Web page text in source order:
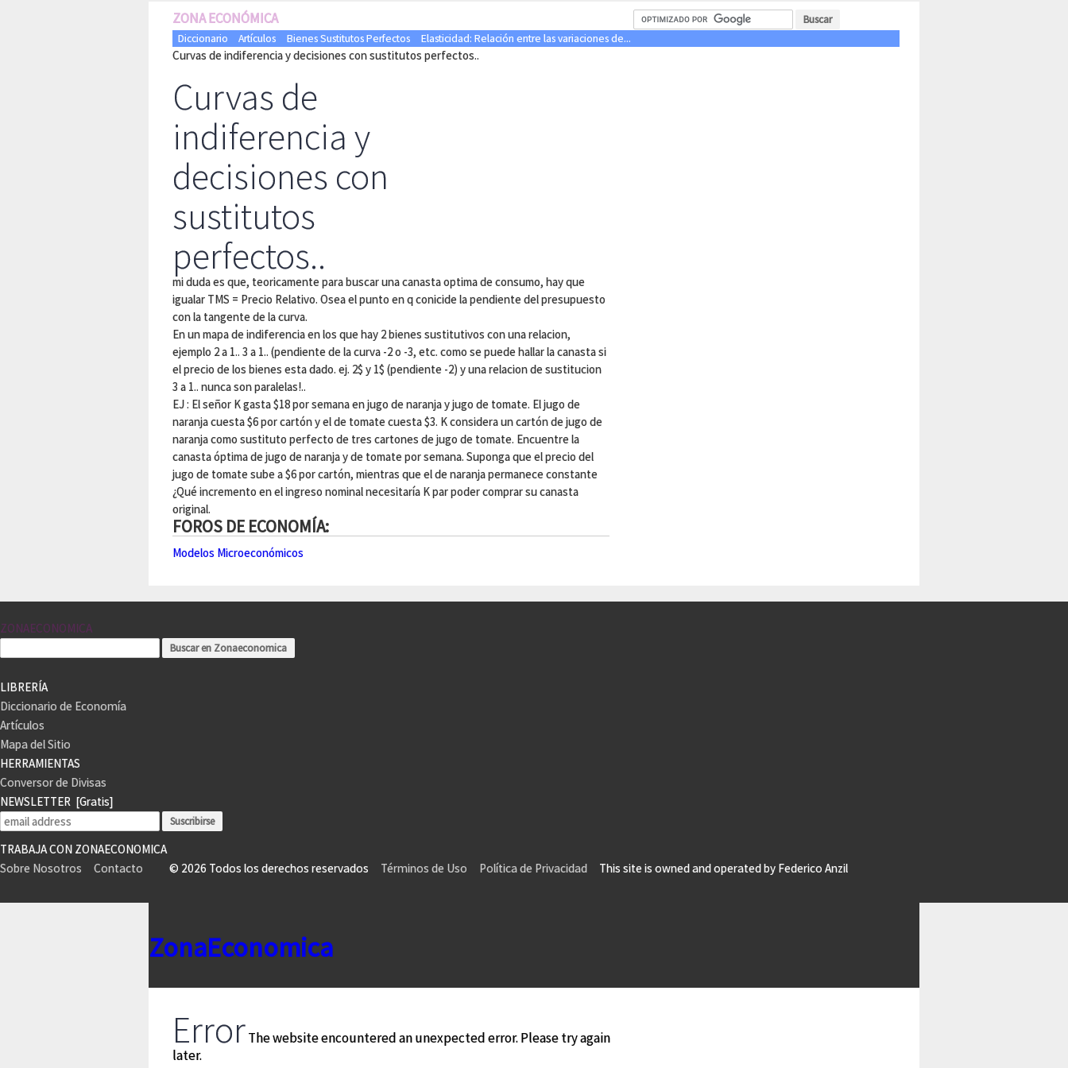
ZONA ECONÓMICA
Diccionario Artículos Bienes Sustitutos Perfectos Elasticidad: Relación entre las variaciones de...
Curvas de indiferencia y decisiones con sustitutos perfectos..
Curvas de
indiferencia y
decisiones con
sustitutos
perfectos..
mi duda es que, teoricamente para buscar una canasta optima de consumo, hay que
igualar TMS = Precio Relativo. Osea el punto en q conicide la pendiente del presupuesto
con la tangente de la curva.
En un mapa de indiferencia en los que hay 2 bienes sustitutivos con una relacion,
ejemplo 2 a 1.. 3 a 1.. (pendiente de la curva -2 o -3, etc. como se puede hallar la canasta si
el precio de los bienes esta dado. ej. 2$ y 1$ (pendiente -2) y una relacion de sustitucion
3 a 1.. nunca son paralelas!..
EJ : El señor K gasta $18 por semana en jugo de naranja y jugo de tomate. El jugo de
naranja cuesta $6 por cartón y el de tomate cuesta $3. K considera un cartón de jugo de
naranja como sustituto perfecto de tres cartones de jugo de tomate. Encuentre la
canasta óptima de jugo de naranja y de tomate por semana. Suponga que el precio del
jugo de tomate sube a $6 por cartón, mientras que el de naranja permanece constante
¿Qué incremento en el ingreso nominal necesitaría K par poder comprar su canasta
original.
FOROS DE ECONOMÍA:
Modelos Microeconómicos
ZONAECONOMICA
LIBRERÍA
Diccionario de Economía
Artículos
Mapa del Sitio
HERRAMIENTAS
Conversor de Divisas
NEWSLETTER [Gratis]
TRABAJA CON ZONAECONOMICA
Sobre Nosotros
Contacto © 2026 Todos los derechos reservados Términos de Uso Política de Privacidad This site is owned and operated by Federico Anzil
ZonaEconomica
ErrorThe website encountered an unexpected error. Please try again
later.